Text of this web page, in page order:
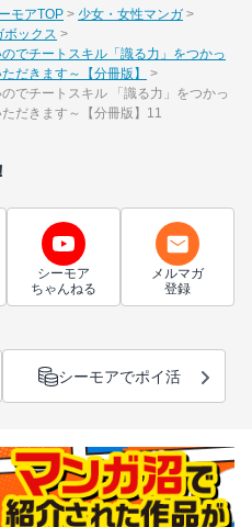
モアTOP
少女・女性マンガ
ボックス
でチートスキル「識る力」をつかっ
だきます～【分冊版】
でチートスキル 「識る力」をつかっ
だきます～【分冊版】11
シーモア
ちゃんねる
メルマガ
登録
シーモアでポイ活